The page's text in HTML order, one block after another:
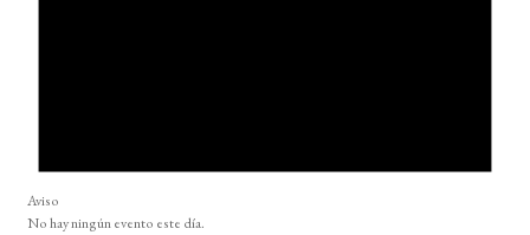
Aviso
No hay ningún evento este día.